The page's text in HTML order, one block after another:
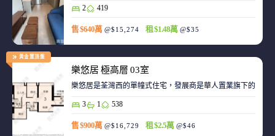
2 419
售 $640萬 @$15,274 租 $1.48萬 @$35
黃金置頂盤
樂悠居 極高層 03室
樂悠居是荃灣西的單幢式住宅，發展商是華人置業旗下的廣
3 1 538
售 $900萬 @$16,729 租 $2.5萬 @$46